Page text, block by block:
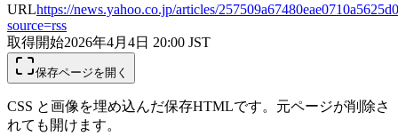
URLhttps://news.yahoo.co.jp/articles/
source=rss
取得開始2026年4月4日 20:00 JST
保存ページを開く
CSS と画像を埋め込んだ保存HTMLです。元ページが削除さ
れても開けます。